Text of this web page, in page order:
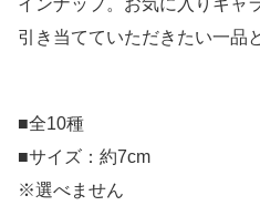
インナップ。お気に入りキャ
引き当てていただきたい一品
■全10種
■サイズ：約7cm
※選べません